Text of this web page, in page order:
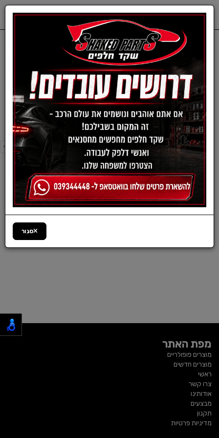
חלפים מכנים צלחות בלם-רנו
צלחות בלם-רנו
‹
«
»
›
סינון ומיון ›
«
»
›
מפת האתר
מוצרים פופולריים
מוצרים חדשים
ראשי
צרו קשר
אודותינו
מבצעים
תקנון
מדיניות פרטיות
סגור